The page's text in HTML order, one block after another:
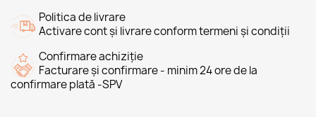
Politica de livrare
Activare cont și livrare conform termeni și condiții
Confirmare achiziție
Facturare și confirmare - minim 24 ore de la
confirmare plată -SPV